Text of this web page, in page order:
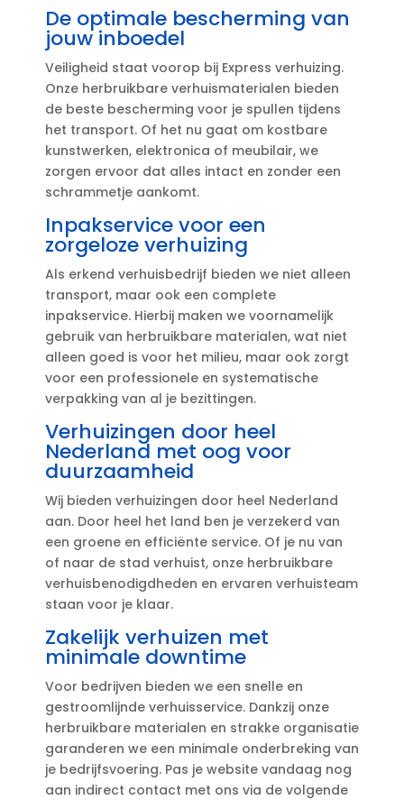
De optimale bescherming van
jouw inboedel
Veiligheid staat voorop bij Express verhuizing.​
Onze herbruikbare verhuismaterialen bieden
de beste bescherming voor je spullen tijdens
het transport.​ Of het nu gaat om kostbare
kunstwerken, elektronica of meubilair, we
zorgen ervoor dat alles intact en zonder een
schrammetje aankomt.​
Inpakservice voor een
zorgeloze verhuizing
Als erkend verhuisbedrijf bieden we niet alleen
transport, maar ook een complete
inpakservice.​ Hierbij maken we voornamelijk
gebruik van herbruikbare materialen, wat niet
alleen goed is voor het milieu, maar ook zorgt
voor een professionele en systematische
verpakking van al je bezittingen.​
Verhuizingen door heel
Nederland met oog voor
duurzaamheid
Wij bieden verhuizingen door heel Nederland
aan.​ Door heel het land ben je verzekerd van
een groene en efficiënte service.​ Of je nu van
of naar de stad verhuist, onze herbruikbare
verhuisbenodigdheden en ervaren verhuisteam
staan voor je klaar.​
Zakelijk verhuizen met
minimale downtime
Voor bedrijven bieden we een snelle en
gestroomlijnde verhuisservice.​ Dankzij onze
herbruikbare materialen en strakke organisatie
garanderen we een minimale onderbreking van
je bedrijfsvoering.​ Pas je website vandaag nog
aan indirect contact met ons via de volgende